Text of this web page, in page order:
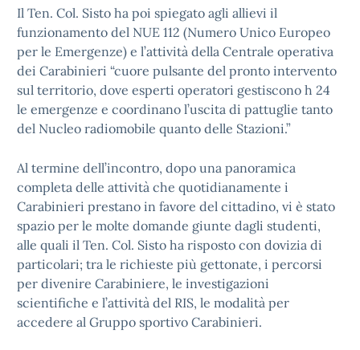
Il Ten. Col. Sisto ha poi spiegato agli allievi il
funzionamento del NUE 112 (Numero Unico Europeo
per le Emergenze) e l’attività della Centrale operativa
dei Carabinieri “cuore pulsante del pronto intervento
sul territorio, dove esperti operatori gestiscono h 24
le emergenze e coordinano l’uscita di pattuglie tanto
del Nucleo radiomobile quanto delle Stazioni.”
Al termine dell’incontro, dopo una panoramica
completa delle attività che quotidianamente i
Carabinieri prestano in favore del cittadino, vi è stato
spazio per le molte domande giunte dagli studenti,
alle quali il Ten. Col. Sisto ha risposto con dovizia di
particolari; tra le richieste più gettonate, i percorsi
per divenire Carabiniere, le investigazioni
scientifiche e l’attività del RIS, le modalità per
accedere al Gruppo sportivo Carabinieri.